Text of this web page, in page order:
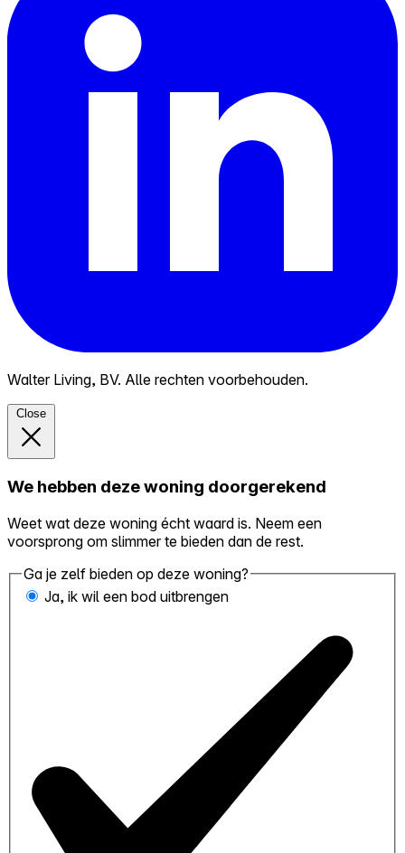
Walter Living, BV. Alle rechten voorbehouden.
Close
We hebben deze woning doorgerekend
Weet wat deze woning écht waard is. Neem een
voorsprong om slimmer te bieden dan de rest.
Ga je zelf bieden op deze woning?
Ja, ik wil een bod uitbrengen